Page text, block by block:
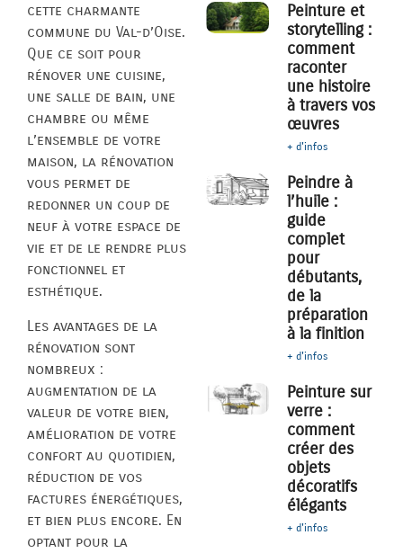
cette charmante
commune du Val-d’Oise.
Que ce soit pour
rénover une cuisine,
une salle de bain, une
chambre ou même
l’ensemble de votre
maison, la rénovation
vous permet de
redonner un coup de
neuf à votre espace de
vie et de le rendre plus
fonctionnel et
esthétique.
Les avantages de la
rénovation sont
nombreux :
augmentation de la
valeur de votre bien,
amélioration de votre
confort au quotidien,
réduction de vos
factures énergétiques,
et bien plus encore. En
optant pour la
Peinture et
storytelling :
comment
raconter
une histoire
à travers vos
œuvres
+ d'infos
Peindre à
l’huile :
guide
complet
pour
débutants,
de la
préparation
à la finition
+ d'infos
Peinture sur
verre :
comment
créer des
objets
décoratifs
élégants
+ d'infos